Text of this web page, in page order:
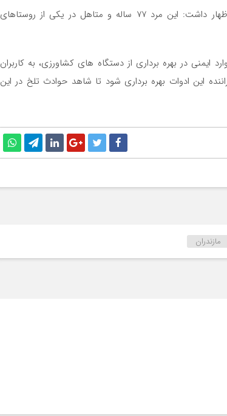
به گزارش “خط شمال” دکتر علی عباسی در این خصوص اظهار داشت: این مرد 77 ساله و متاهل در یکی از روستاهای
ايمني در بهره برداري از دستگاه هاي كشاورزي، به كاربران
اين ادوات بهره برداري شود تا شاهد حوادث تلخ در اين
مازندران